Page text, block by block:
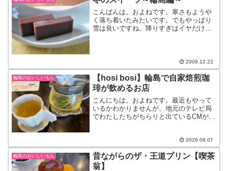
こんばんは。およねです。寒さもようや
く落ち着いたみたいです。でもやっぱり
雪は良いですね。降りすぎはイヤだけ
ようかん』冬に水ようかんで... 2009.12.22
輪島のおいしいもん
【hosi bosi】輪島で自家焙煎珈
琲が飲めるお店
こんにちは。およねです。最近もやって
いるかわかりませんが、地元のテレビ局
でわたしたちがちらりと出ているCMがあ
れませんが、あれは『石川県信用保証協
会』という、中小企業...
2026.08.07
輪島のおいしいもん
昔ながらのザ・王道プリン【喫茶
翁】